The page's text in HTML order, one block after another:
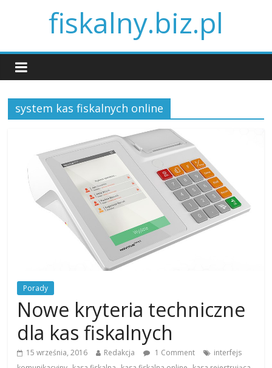
fiskalny.biz.pl
system kas fiskalnych online
Porady
Nowe kryteria techniczne
dla kas fiskalnych
15 września, 2016 Redakcja 1 Comment
interfejs